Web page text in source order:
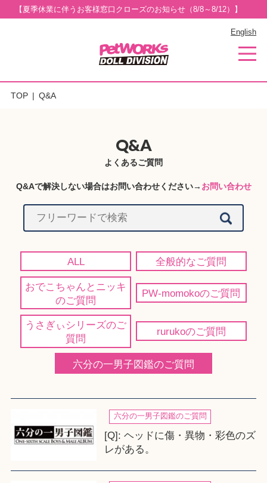
【夏季休業に伴うお客様窓口クローズのお知らせ（8/8～8/12）】
English
TOP Q&A
Q&A
よくあるご質問
Q&Aで解決しない場合はお問い合わせください→ お問い合わせ
ALL 全般的なご質問
おでこちゃんとニッキ
のご質問
PW-momokoのご質問
うさぎぃシリーズのご
質問
rurukoのご質問
六分の一男子図鑑のご質問
六分の一男子図鑑のご質問
[Q]: ヘッドに傷・異物・彩色のズ
レがある。